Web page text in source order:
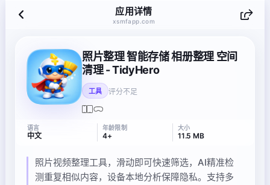
应用详情
xsmfapp.com
照片整理 智能存储 相册整理 空间
清理 - TidyHero
工具 评分不足
语言
中文
年龄限制
4+
大小
11.5 MB
照片视频整理工具，滑动即可快速筛选，AI精准检
测重复相似内容，设备本地分析保障隐私。支持多